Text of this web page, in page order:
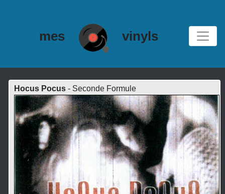
mes vinyls
Hocus Pocus- Seconde Formule